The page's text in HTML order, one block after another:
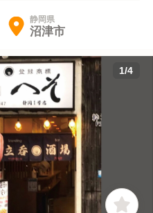
静岡県
沼津市
1/4